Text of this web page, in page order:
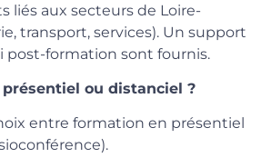
liés aux secteurs de Loire-
transport, services). Un support
post-formation sont fournis.
ou distanciel ?
entre formation en présentiel